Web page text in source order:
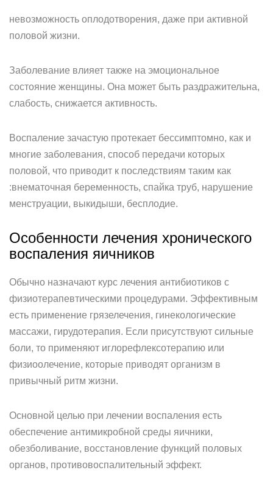
невозможность оплодотворения, даже при активной
половой жизни.
Заболевание влияет также на эмоциональное
состояние женщины. Она может быть раздражительна,
слабость, снижается активность.
Воспаление зачастую протекает бессимптомно, как и
многие заболевания, способ передачи которых
половой, что приводит к последствиям таким как
:внематочная беременность, спайка труб, нарушение
менструации, выкидыши, бесплодие.
Особенности лечения хронического
воспаления яичников
Обычно назначают курс лечения антибиотиков с
физиотерапевтическими процедурами. Эффективным
есть применение грязелечения, гинекологические
массажи, гирудотерапия. Если присутствуют сильные
боли, то применяют иглорефлексотерапию или
физиоолечение, которые приводят организм в
привычный ритм жизни.
Основной целью при лечении воспаления есть
обеспечение антимикробной среды яичники,
обезболивание, восстановление функций половых
органов, противовоспалительный эффект.